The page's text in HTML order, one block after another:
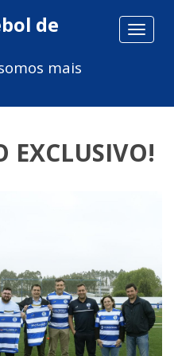
Toggle
de
mais